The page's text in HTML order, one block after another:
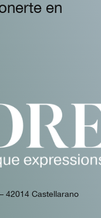
en
42014 Castellarano